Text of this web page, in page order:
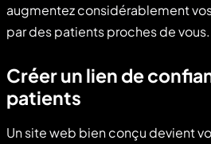
augmentez considérablement
par des patients proches de vous.
Créer un lien de
patients
Un site web bien conçu devient